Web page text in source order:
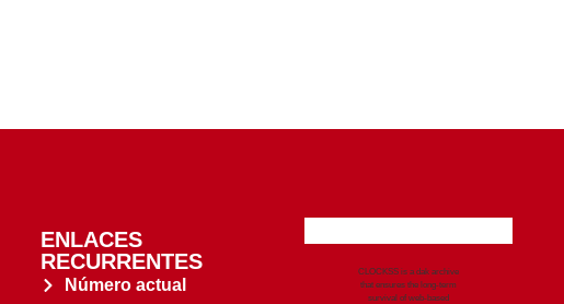
ENLACES
RECURRENTES
Número actual
CLOCKSS is a dak archive
that ensures the long-term
survival of web-based